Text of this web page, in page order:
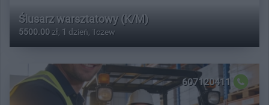
Ślusarz warsztatowy (K/M)
5500.00 zł, 1 dzień, Tczew
607120411